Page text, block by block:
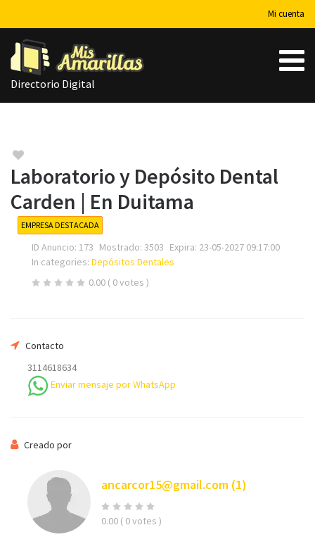
Mi cuenta
Directorio Digital
Laboratorio y Depósito Dental
Carden | En Duitama
EMPRESA DESTACADA
ID Anuncio: 173 Mostrado: 3503 Expira: 23-05-2027 09:17:00
In categories: Depósitos Dentales
0.00 ( 0 votes )
Contacto
3114618634
Enviar mensaje por WhatsApp
Creado por
ancarcor15@gmail.com (1)
0.00 ( 0 votes )
Su email